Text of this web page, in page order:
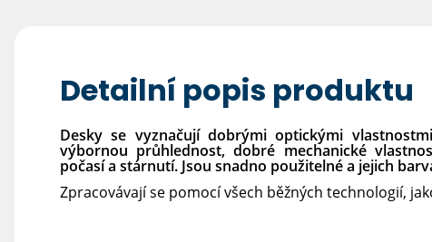
Detailní popis produktu
Desky se vyznačují dobrými optickými
výbornou průhlednost, dobré mechanické
počasí a stárnutí. Jsou snadno použitelné a jejich
Zpracovávají se pomocí všech běžných technologií,